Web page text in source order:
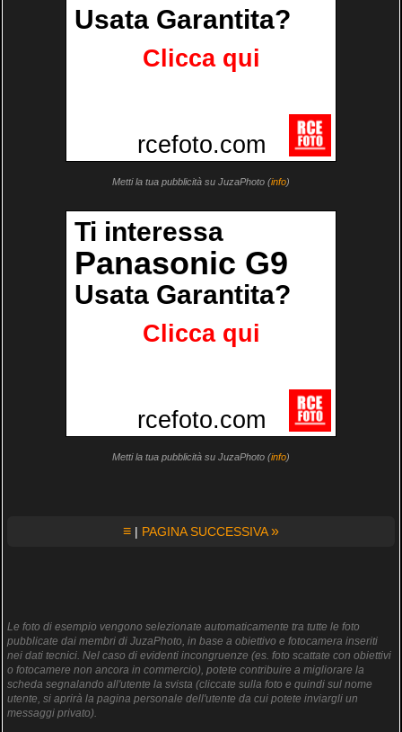
Metti la tua pubblicità su JuzaPhoto (info)
Metti la tua pubblicità su JuzaPhoto (info)
≡ | PAGINA SUCCESSIVA»
Le foto di esempio vengono selezionate automaticamente tra tutte le foto
pubblicate dai membri di JuzaPhoto, in base a obiettivo e fotocamera inseriti
nei dati tecnici. Nel caso di evidenti incongruenze (es. foto scattate con obiettivi
o fotocamere non ancora in commercio), potete contribuire a migliorare la
scheda segnalando all'utente la svista (cliccate sulla foto e quindi sul nome
utente, si aprirà la pagina personale dell'utente da cui potete inviargli un
messaggi privato).